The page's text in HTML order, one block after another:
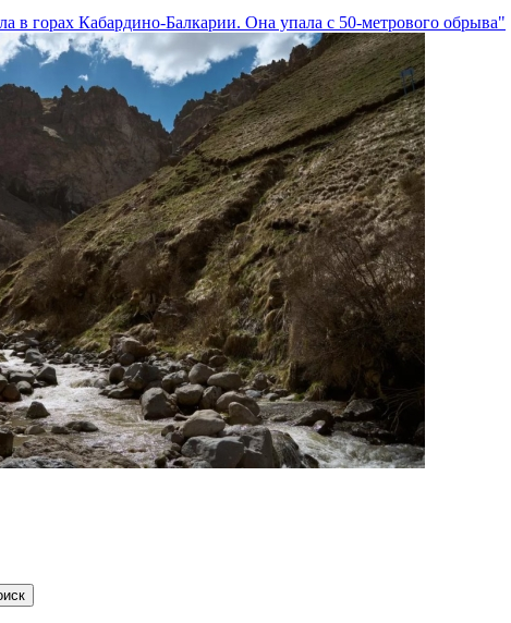
в горах Кабардино-Балкарии. Она упала с 50-метрового обрыва"